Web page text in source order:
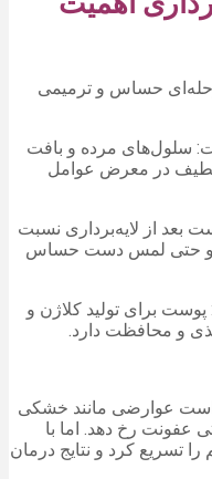
حساس و ترمیمی
سلول‌های مرده و بافت
لطیف در معرض عوامل
از لایه‌برداری نسبت
و حتی لمس دست حساس
برای تولید کلاژن و
و محافظت دارد.
است عوارضی مانند خشکی
عفونت رخ دهد. اما با
تسریع کرد و نتایج درمان